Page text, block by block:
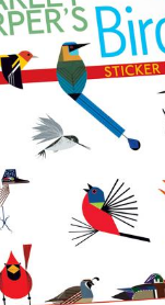
kirjat
verkossa